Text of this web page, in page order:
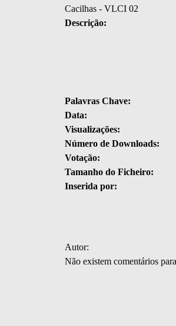
Cacilhas - VLCI 02
Descrição:
Palavras Chave:
Data:
Visualizações:
Número de Downloads:
Votação:
Tamanho do Ficheiro:
Inserida por:
Autor:
Não existem comentários